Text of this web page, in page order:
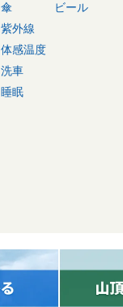
傘
紫外線
体感温度
洗車
睡眠
ビール